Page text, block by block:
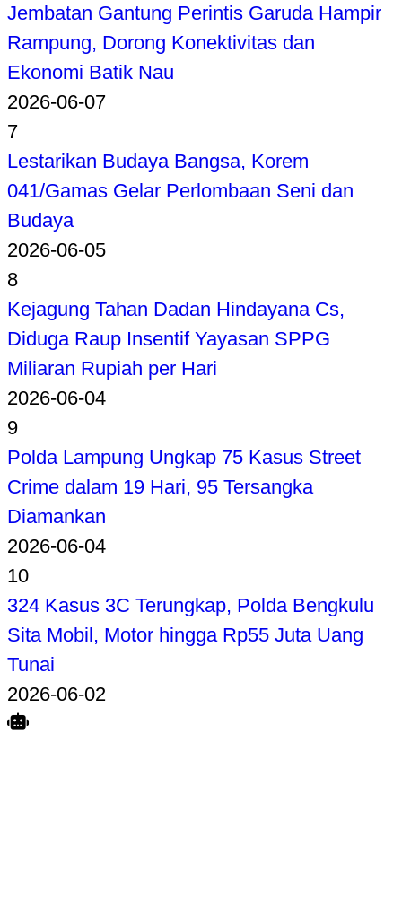
Jembatan Gantung Perintis Garuda Hampir
Rampung, Dorong Konektivitas dan
Ekonomi Batik Nau
2026-06-07
7
Lestarikan Budaya Bangsa, Korem
041/Gamas Gelar Perlombaan Seni dan
Budaya
2026-06-05
8
Kejagung Tahan Dadan Hindayana Cs,
Diduga Raup Insentif Yayasan SPPG
Miliaran Rupiah per Hari
2026-06-04
9
Polda Lampung Ungkap 75 Kasus Street
Crime dalam 19 Hari, 95 Tersangka
Diamankan
2026-06-04
10
324 Kasus 3C Terungkap, Polda Bengkulu
Sita Mobil, Motor hingga Rp55 Juta Uang
Tunai
2026-06-02